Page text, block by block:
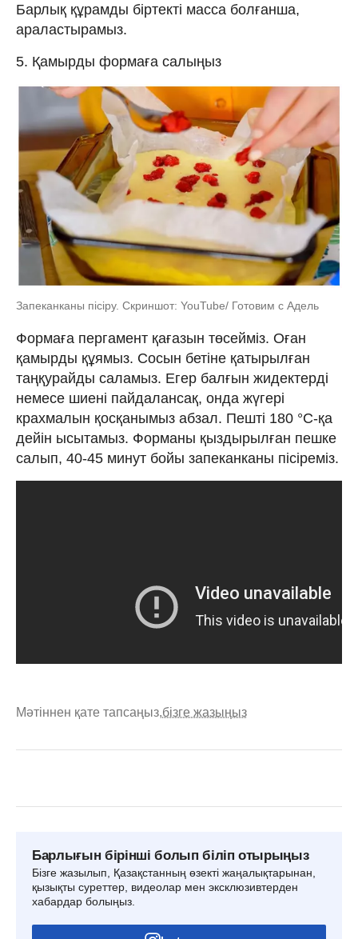
Барлық құрамды біртекті масса болғанша,
араластырамыз.
5. Қамырды формаға салыңыз
Запеканканы пісіру. Скриншот: YouTube/ Готовим с Адель
Формаға пергамент қағазын төсейміз. Оған
қамырды құямыз. Сосын бетіне қатырылған
таңқурайды саламыз. Егер балғын жидектерді
немесе шиені пайдалансақ, онда жүгері
крахмалын қосқанымыз абзал. Пешті 180 °C-қа
дейін ысытамыз. Форманы қыздырылған пешке
салып, 40-45 минут бойы запеканканы пісіреміз.
Мәтіннен қате тапсаңыз,бізге жазыңыз
Барлығын бірінші болып біліп отырыңыз
Бізге жазылып, Қазақстанның өзекті жаңалықтарынан,
қызықты суреттер, видеолар мен эксклюзивтерден
хабардар болыңыз.